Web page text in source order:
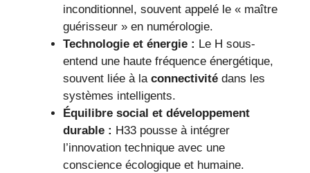
inconditionnel, souvent appelé le « maître
guérisseur » en numérologie.
Technologie et énergie : Le H sous-
entend une haute fréquence énergétique,
souvent liée à la connectivité dans les
systèmes intelligents.
Équilibre social et développement
durable : H33 pousse à intégrer
l’innovation technique avec une
conscience écologique et humaine.